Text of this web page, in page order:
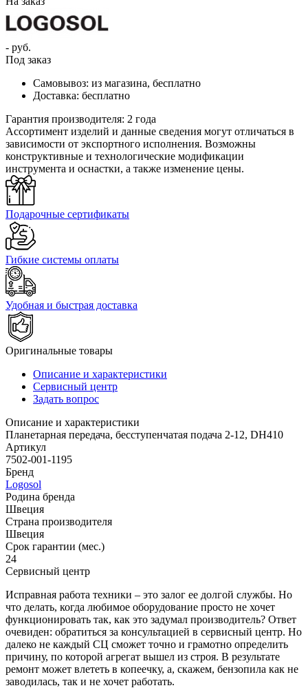
- руб.
Под заказ
Самовывоз: из магазина, бесплатно
Доставка: бесплатно
Гарантия производителя: 2 года
Ассортимент изделий и данные сведения могут отличаться в
зависимости от экспортного исполнения. Возможны
конструктивные и технологические модификации
инструмента и оснастки, а также изменение цены.
Подарочные сертификаты
Гибкие системы оплаты
Удобная и быстрая доставка
Оригинальные товары
Описание и характеристики
Сервисный центр
Задать вопрос
Описание и характеристики
Планетарная передача, бесступенчатая ​​подача 2-12, DH410
Артикул
7502-001-1195
Бренд
Logosol
Родина бренда
Швеция
Страна производителя
Швеция
Срок гарантии (мес.)
24
Сервисный центр
Исправная работа техники – это залог ее долгой службы. Но
что делать, когда любимое оборудование просто не хочет
функционировать так, как это задумал производитель? Ответ
очевиден: обратиться за консультацией в сервисный центр. Но
далеко не каждый СЦ сможет точно и грамотно определить
причину, по которой агрегат вышел из строя. В результате
ремонт может влететь в копеечку, а, скажем, бензопила как не
заводилась, так и не хочет работать.